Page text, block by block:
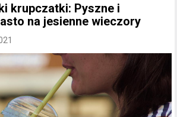
krupczatki: Pyszne i
na jesienne wieczory